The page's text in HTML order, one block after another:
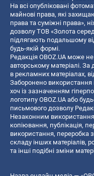
На всі опубліковані
майнові права, які
права та суміжні права»,
дозволу ТОВ «Золота
підлягають подальшому
будь-якій формі.
Редакція OBOZ.UA може
авторському матеріалі. За
в рекламних матеріалах,
Заборонено використання
хоч із зазначенням
логотипу OBOZ.UA або
письмового дозволу
Незаконним
копiювання, публiкацiя,
використання,
складу інших матеріалів,
та інші подібні зміни